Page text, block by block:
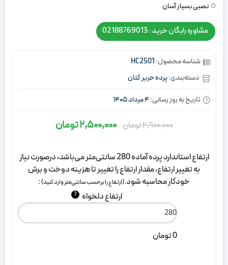
نصبی بسیار آسان
مشاوره رایگان خرید : 02188769013
شناسه محصول:HC2501
دسته‌بندی:پرده حریر کتان
تاریخ به روز رسانی:4 مرداد 1405
2,900,000تومان
قیمت
2,900,000
تومان
بود.
2,500,000تومان
قیمت
2,500,000
تومان.
ارتفاع استاندارد پرده آماده 280 سانتی‌متر می‌باشد، درصورت نیاز
به تغییر ارتفاع، مقدار ارتفاع را تغییر تا هزینه دوخت و برش
خودکار محاسبه شود.(ارتفاع را برحسب سانتی‌متر وارد کنید):
ارتفاع دلخواه
?
0تومان